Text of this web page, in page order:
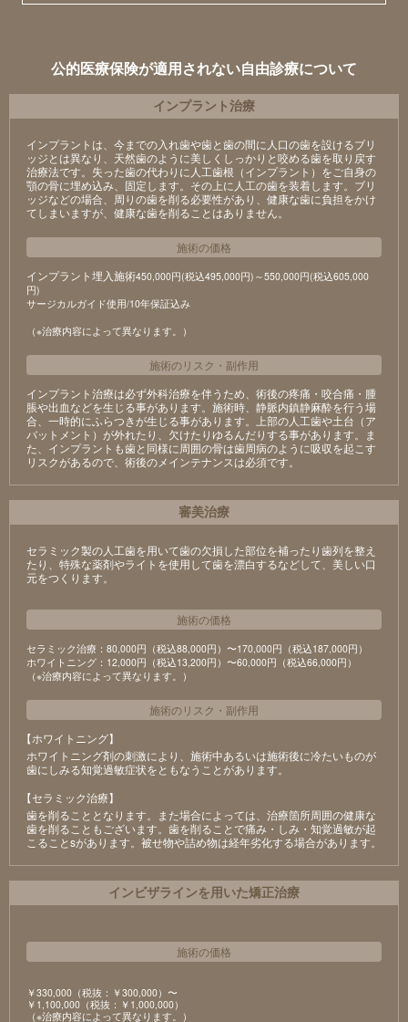
公的医療保険が適用されない自由診療について
インプラント治療
インプラントは、今までの入れ歯や歯と歯の間に人口の歯を設けるブリ
ッジとは異なり、天然歯のように美しくしっかりと咬める歯を取り戻す
治療法です。失った歯の代わりに人工歯根（インプラント）をご自身の
顎の骨に埋め込み、固定します。その上に人工の歯を装着します。ブリ
ッジなどの場合、周りの歯を削る必要性があり、健康な歯に負担をかけ
てしまいますが、健康な歯を削ることはありません。
施術の価格
インプラント埋入施術450,000円(税込495,000円)～550,000円(税込605,000
円)
サージカルガイド使用/10年保証込み
（※治療内容によって異なります。）
施術のリスク ・ 副作用
インプラント治療は必ず外科治療を伴うため、術後の疼痛・咬合痛・腫
脹や出血などを生じる事があります。施術時、静脈内鎮静麻酔を行う場
合、一時的にふらつきが生じる事があります。上部の人工歯や土台（ア
バットメント）が外れたり、欠けたりゆるんだりする事があります。ま
た、インプラントも歯と同様に周囲の骨は歯周病のように吸収を起こす
リスクがあるので、術後のメインテナンスは必須です。
審美治療
セラミック製の⼈⼯⻭を⽤いて⻭の⽋損した部位を補ったり⻭列を整え
たり、特殊な薬剤やライトを使⽤して⻭を漂⽩するなどして、美しい⼝
元をつくります。
施術の価格
セラミック治療：80,000円（税込88,000円）〜170,000円（税込187,000円）
ホワイトニング：12,000円（税込13,200円）〜60,000円（税込66,000円）
（※治療内容によって異なります。）
施術のリスク ・ 副作用
【ホワイトニング】
ホワイトニング剤の刺激により、施術中あるいは施術後に冷たいものが
⻭にしみる知覚過敏症状をともなうことがあります。
【セラミック治療】
⻭を削ることとなります。また場合によっては、治療箇所周囲の健康な
⻭を削ることもございます。⻭を削ることで痛み・しみ・知覚過敏が起
こることsがあります。被せ物や詰め物は経年劣化する場合があります。
インビザラインを用いた矯正治療
施術の価格
￥330,000（税抜：￥300,000）〜
￥1,100,000（税抜：￥1,000,000）
（※治療内容によって異なります。）